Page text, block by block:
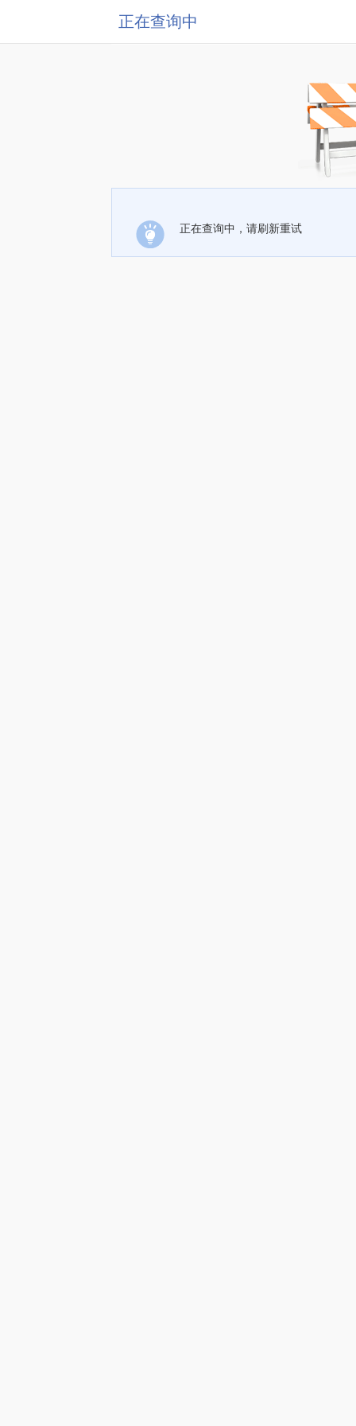
正在查询中
正在查询中，请刷新重试